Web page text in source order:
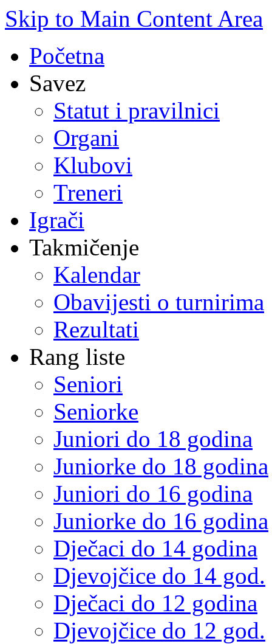
Skip to Main Content Area
Početna
Savez
Statut i pravilnici
Organi
Klubovi
Treneri
Igrači
Takmičenje
Kalendar
Obavijesti o turnirima
Rezultati
Rang liste
Seniori
Seniorke
Juniori do 18 godina
Juniorke do 18 godina
Juniori do 16 godina
Juniorke do 16 godina
Dječaci do 14 godina
Djevojčice do 14 god.
Dječaci do 12 godina
Djevojčice do 12 god.